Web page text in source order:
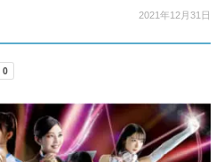
2021年12月31日